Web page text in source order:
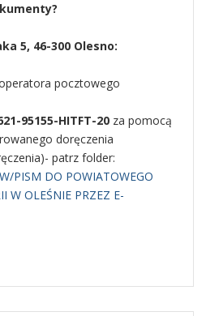
5, 46-300 Olesno:
pocztowego
95155-HITFT-20 za pomocą
doręczenia
patrz folder:
PISM DO POWIATOWEGO
W OLEŚNIE PRZEZ E-